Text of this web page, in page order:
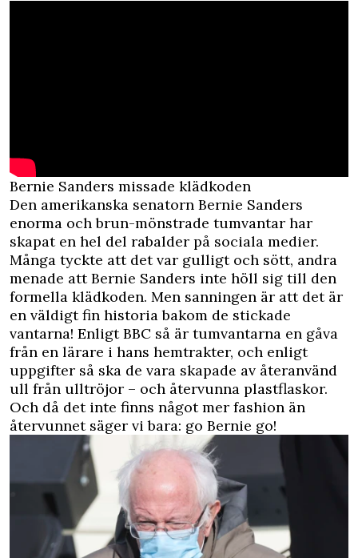
Bernie Sanders missade klädkoden
Den amerikanska senatorn Bernie Sanders
enorma och brun-mönstrade tumvantar har
skapat en hel del rabalder på sociala medier.
Många tyckte att det var gulligt och sött, andra
menade att Bernie Sanders inte höll sig till den
formella klädkoden. Men sanningen är att det är
en väldigt fin historia bakom de stickade
vantarna! EnligtBBC så är tumvantarna en gåva
från en lärare i hans hemtrakter, och enligt
uppgifter så ska de vara skapade av återanvänd
ull från ulltröjor – och återvunna plastflaskor.
Och då det inte finns något mer fashion än
återvunnet säger vi bara: go Bernie go!